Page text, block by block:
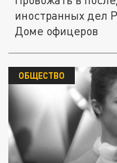
иностранных дел
Доме офицеров
ОБЩЕСТВО